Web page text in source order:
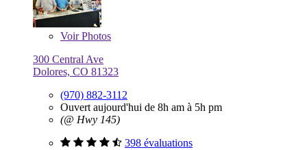
VoirPhotos
300 Central Ave
Dolores, CO 81323
(970) 882-3112
Ouvert aujourd'hui de 8h am à 5h pm
(@ Hwy 145)
398 évaluations